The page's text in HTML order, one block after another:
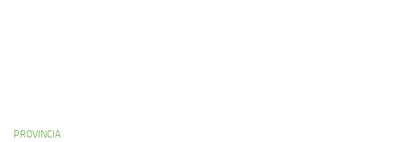
PROVINCIA